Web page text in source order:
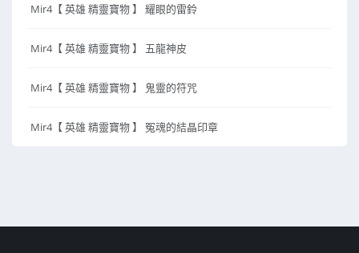
Mir4【 英雄 精靈寶物 】 耀眼的雷鈴
Mir4【 英雄 精靈寶物 】 五龍神皮
Mir4【 英雄 精靈寶物 】 鬼靈的符咒
Mir4【 英雄 精靈寶物 】 冤魂的結晶印章